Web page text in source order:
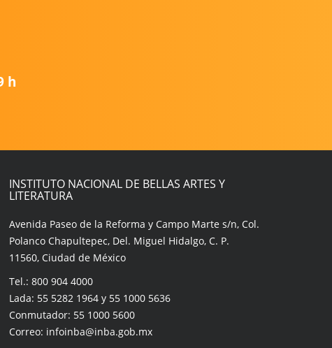
h
INSTITUTO NACIONAL DE BELLAS ARTES Y
LITERATURA
Avenida Paseo de la Reforma y Campo Marte s/n, Col.
Polanco Chapultepec, Del. Miguel Hidalgo, C. P.
11560, Ciudad de México
Tel.: 800 904 4000
Lada: 55 5282 1964 y 55 1000 5636
Conmutador: 55 1000 5600
Correo: infoinba@inba.gob.mx